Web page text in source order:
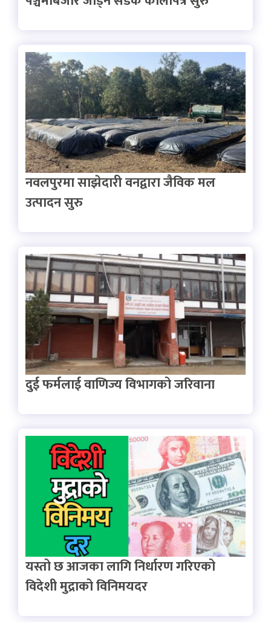
नवलपुरमा साझेदारी वनद्वारा जैविक मल
उत्पादन सुरु
दुई फर्मलाई वाणिज्य विभागको जरिवाना
यस्तो छ आजका लागि निर्धारण गरिएको
विदेशी मुद्राको विनिमयदर